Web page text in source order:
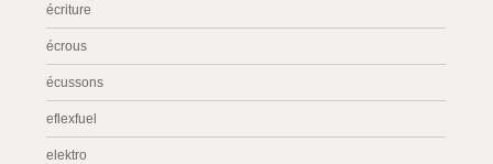
écriture
écrous
écussons
eflexfuel
elektro